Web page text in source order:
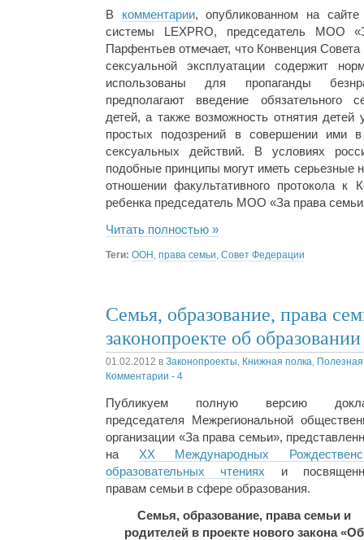
В комментарии, опубликованном на сайте
системы LEXPRO, председатель МОО
Парфентьев отмечает, что Конвенция
сексуальной эксплуатации содержит
использованы для пропаганды
предполагают введение обязательного
детей, а также возможность отнятия детей
простых подозрений в совершении ими
сексуальных действий. В условиях
подобные принципы могут иметь серьезные
отношении факультативного протокола
ребенка председатель МОО «За права
Читать полностью »
Теги: ООН , права семьи, Совет Федерации
Семья, образование, права
законопроекте об образовании
01.02.2012 в Законопроекты, Книжная полка,
Комментарии - 4
Публикуем полную версию
председателя Межрегиональной
организации «За права семьи»,
на XX Международных
образовательных чтениях и
правам семьи в сфере образования.
Семья, образование, права семьи и
родителей в проекте нового закона «Об